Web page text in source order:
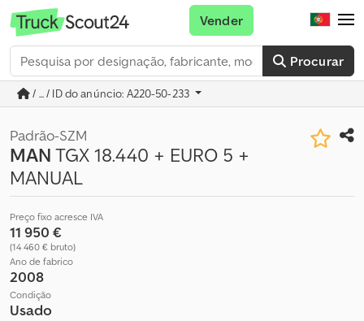
Procurar
Vender
/ ... / ID do anúncio: A220-50-233
Padrão-SZM
MANTGX 18.440 + EURO 5 +
MANUAL
Preço fixo acresce IVA
11 950 €
(14 460 € bruto)
Ano de fabrico
2008
Condição
Usado